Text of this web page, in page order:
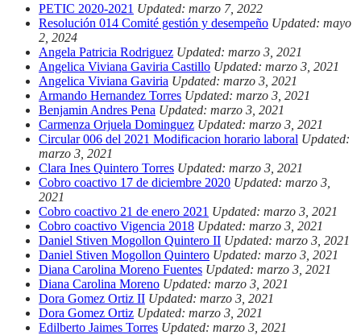
PETIC 2020-2021 Updated: marzo 7, 2022
Resolución 014 Comité gestión y desempeño Updated: mayo
2, 2024
Angela Patricia Rodriguez Updated: marzo 3, 2021
Angelica Viviana Gaviria Castillo Updated: marzo 3, 2021
Angelica Viviana Gaviria Updated: marzo 3, 2021
Armando Hernandez Torres Updated: marzo 3, 2021
Benjamin Andres Pena Updated: marzo 3, 2021
Carmenza Orjuela Dominguez Updated: marzo 3, 2021
Circular 006 del 2021 Modificacion horario laboral Updated:
marzo 3, 2021
Clara Ines Quintero Torres Updated: marzo 3, 2021
Cobro coactivo 17 de diciembre 2020 Updated: marzo 3,
2021
Cobro coactivo 21 de enero 2021 Updated: marzo 3, 2021
Cobro coactivo Vigencia 2018 Updated: marzo 3, 2021
Daniel Stiven Mogollon Quintero II Updated: marzo 3, 2021
Daniel Stiven Mogollon Quintero Updated: marzo 3, 2021
Diana Carolina Moreno Fuentes Updated: marzo 3, 2021
Diana Carolina Moreno Updated: marzo 3, 2021
Dora Gomez Ortiz II Updated: marzo 3, 2021
Dora Gomez Ortiz Updated: marzo 3, 2021
Edilberto Jaimes Torres Updated: marzo 3, 2021